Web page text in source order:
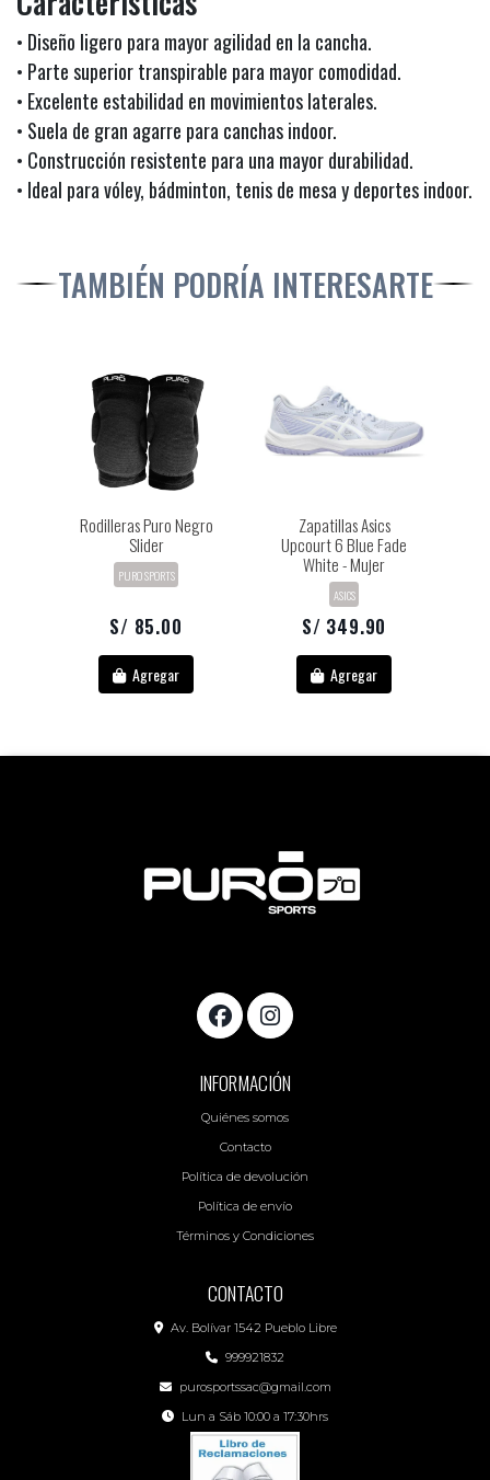
• Diseño ligero para mayor agilidad en la cancha.
• Parte superior transpirable para mayor comodidad.
• Excelente estabilidad en movimientos laterales.
• Suela de gran agarre para canchas indoor.
• Construcción resistente para una mayor durabilidad.
• Ideal para vóley, bádminton, tenis de mesa y deportes indoor.
TAMBIÉN PODRÍA INTERESARTE
Rodilleras Puro Negro
Slider
PURO SPORTS
S/ 85.00
Agregar
Zapatillas Asics
Upcourt 6 Blue Fade
White - Mujer
ASICS
S/ 349.90
Agregar
INFORMACIÓN
Quiénes somos
Contacto
Política de devolución
Política de envío
Términos y Condiciones
CONTACTO
Av. Bolívar 1542 Pueblo Libre
999921832
purosportssac@gmail.com
Lun a Sáb 10:00 a 17:30hrs